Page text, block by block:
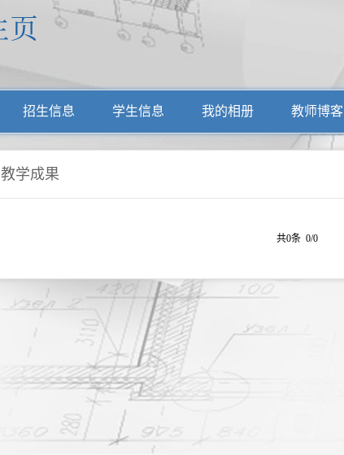
招生信息 学生信息 我的相册 教师博客
教学成果
共0条 0/0